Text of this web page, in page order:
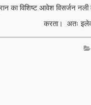
का विशिष्ट आवेश विसर्जन नली
करता। अतः